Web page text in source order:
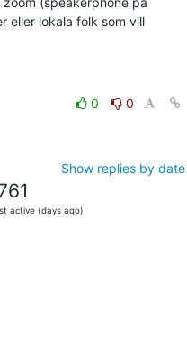
eller lokala folk som vill
0
0
Show replies by date
active (days ago)